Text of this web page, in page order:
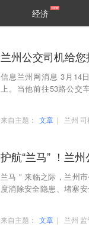
经济
兰州公交司机给
信息兰州网消息 3月14
上。当他前往53路公交
来自主题： 文章 | 兰州 司
护航“兰马” ！兰
兰马 " 来临之际，兰州
度消除安全隐患、堵塞
来自主题： 文章 | 兰州 监